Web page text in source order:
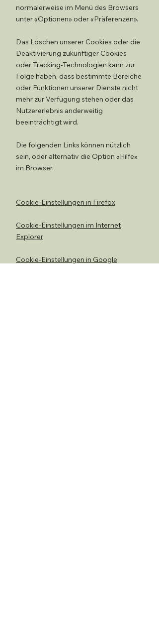
normalerweise im Menü des Browsers
unter «Optionen» oder «Präferenzen».
Das Löschen unserer Cookies oder die
Deaktivierung zukünftiger Cookies
oder Tracking-Technologien kann zur
Folge haben, dass bestimmte Bereiche
oder Funktionen unserer Dienste nicht
mehr zur Verfügung stehen oder das
Nutzererlebnis anderweitig
beeinträchtigt wird.
Die folgenden Links können nützlich
sein, oder alternativ die Option «Hilfe»
im Browser.
Cookie-Einstellungen in Firefox
Cookie-Einstellungen im Internet
Explorer
Cookie-Einstellungen in Google